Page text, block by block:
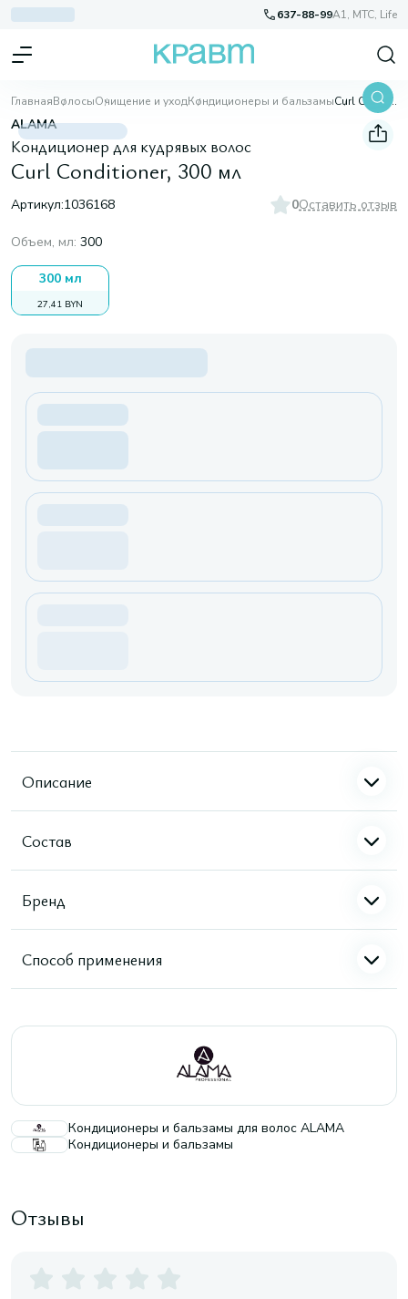
637-88-99A1, МТС, Life
ГлавнаяВолосыОчищение и уходКондиционеры и бальзамы Curl Conditioner, 300 мл
ALAMA
Кондиционер для кудрявых волос
Curl Conditioner, 300 мл
Артикул:1036168 0Оставить отзыв
Объем, мл: 300
300 мл
27,41 BYN
Описание
Состав
Бренд
Способ применения
Кондиционеры и бальзамы для волос ALAMA
Кондиционеры и бальзамы
Отзывы